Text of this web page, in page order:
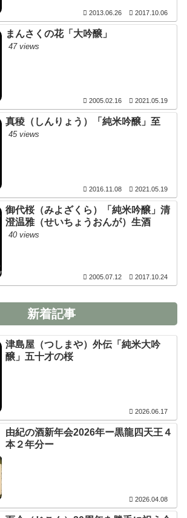
2013.06.26 2017.10.06
まんさくの花「大吟醸」
47 views
2005.02.16 2021.05.19
真稜（しんりょう）「純米吟醸」至
45 views
2016.11.08 2021.05.19
御代桜（みよざくら）「純米吟醸」清
澄温雅（せいちょうおんが）生酒
40 views
2005.07.12 2017.10.24
新着記事
津島屋（つしまや）外伝「純米大吟
醸」五十才の桜
2026.06.17
由紀の酒新年会2026年ー黒龍四天王４
本２年分ー
2026.04.08